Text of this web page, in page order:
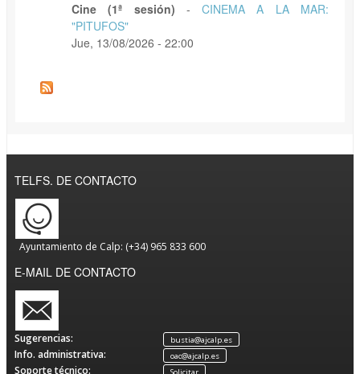
Cine (1ª sesión)
-CINEMA A LA MAR:
"PITUFOS"
Jue, 13/08/2026 - 22:00
TELFS. DE CONTACTO
Ayuntamiento de Calp: (+34) 965 833 600
E-MAIL DE CONTACTO
Sugerencias: bustia@ajcalp.es
Info. administrativa: oac@ajcalp.es
Soporte técnico: Solicitar